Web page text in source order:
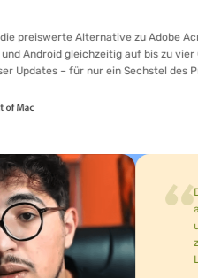
Alternative zu Adobe Acrobat. Ein
gleichzeitig auf bis zu vier Geräten.
– für nur ein Sechstel des Preises
Die
also
und
Lifetime-